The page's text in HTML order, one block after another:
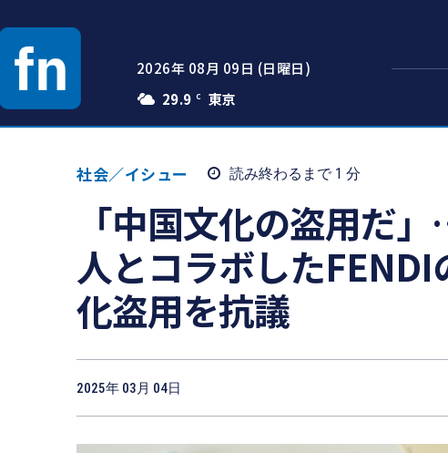
2026年 08月 09日 (日曜日)
29.9 C
社会／イシュー 読み終わるまで 1 分
「中国文化の盗用だ
人とコラボした
化盗用を抗議
2025年 03月 04日